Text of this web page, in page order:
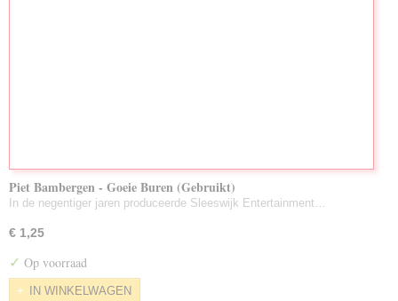
Piet Bambergen - Goeie Buren (Gebruikt)
In de negentiger jaren produceerde Sleeswijk Entertainment…
€ 1,25
✓ Op voorraad
IN WINKELWAGEN